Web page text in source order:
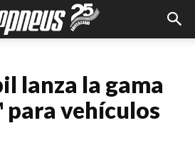
lanza la gama
vehículos